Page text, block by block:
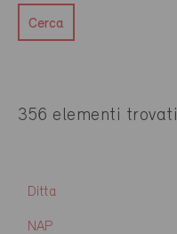
Cerca
356 elementi trovati
Ditta
NAP